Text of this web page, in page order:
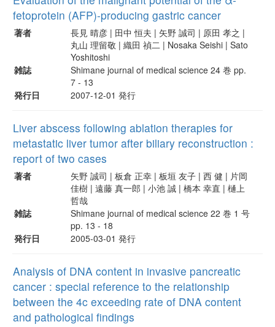
fetoprotein (AFP)-producing gastric cancer
著者
長見 晴彦 | 田中 恒夫 | 矢野 誠司 | 原田 孝之 |
丸山 理留敬 | 織田 禎二 | Nosaka Seishi | Sato
Yoshitoshi
雑誌
Shimane journal of medical science 24 巻 pp.
7 - 13
発行日
2007-12-01 発行
Liver abscess following ablation therapies for
metastatic liver tumor after biliary reconstruction :
report of two cases
著者
矢野 誠司 | 板倉 正幸 | 板垣 友子 | 西 健 | 片岡
佳樹 | 遠藤 真一郎 | 小池 誠 | 橋本 幸直 | 樋上
哲哉
雑誌
Shimane journal of medical science 22 巻 1 号
pp. 13 - 18
発行日
2005-03-01 発行
Analysis of DNA content in invasive pancreatic
cancer : special reference to the relationship
between the 4c exceeding rate of DNA content
and pathological findings